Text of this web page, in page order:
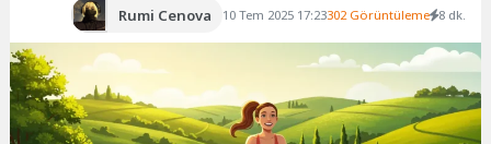
Rumi Cenova 10 Tem 2025 17:23302 Görüntüleme 8 dk.